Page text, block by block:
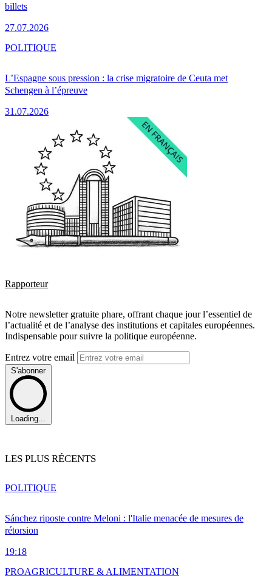
billets
27.07.2026
L’Espagne sous pression : la crise migratoire de Ceuta met
Schengen à l’épreuve
31.07.2026
POLITIQUE
Rapporteur
Notre newsletter gratuite phare, offrant chaque jour l’essentiel de
l’actualité et de l’analyse des institutions et capitales européennes.
Indispensable pour suivre la politique européenne.
Entrez votre email
S'abonner
Loading...
LES PLUS RÉCENTS
Sánchez riposte contre Meloni : l'Italie menacée de mesures de
rétorsion
19:18
POLITIQUE
PROAGRICULTURE & ALIMENTATION